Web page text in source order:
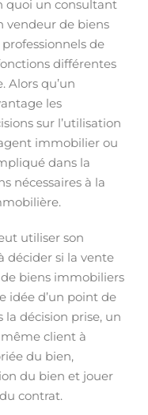
quoi un consultant
vendeur de biens
de
différentes
Alors qu’un
les
sur l’utilisation
immobilier ou
dans la
nécessaires à la
utiliser son
décider si la vente
biens immobiliers
idée d’un point de
la décision prise, un
client à
du bien,
du bien et jouer
contrat.